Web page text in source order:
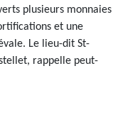
plusieurs monnaies
et une
Le lieu-dit St-
rappelle peut-